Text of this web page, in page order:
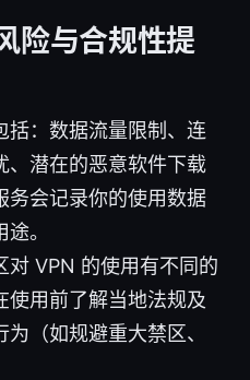
险与合规性提
括：数据流量限制、连
、潜在的恶意软件下载
务会记录你的使用数据
。
对 VPN 的使用有不同的
使用前了解当地法规及
（如规避重大禁区、